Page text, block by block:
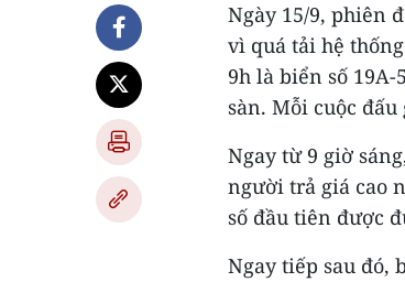
Ngày 15/9, phiên
vì quá tải hệ
9h là biển số 19A-
sàn. Mỗi cuộc
Ngay từ 9 giờ
người trả giá cao
số đầu tiên được
Ngay tiếp sau đó,